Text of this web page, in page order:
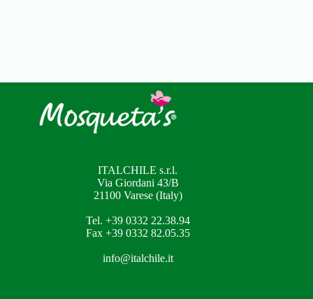
ITALCHILE s.r.l.
Via Giordani 43/B
21100 Varese (Italy)
Tel. +39 0332 22.38.94
Fax +39 0332 82.05.35
info@italchile.it